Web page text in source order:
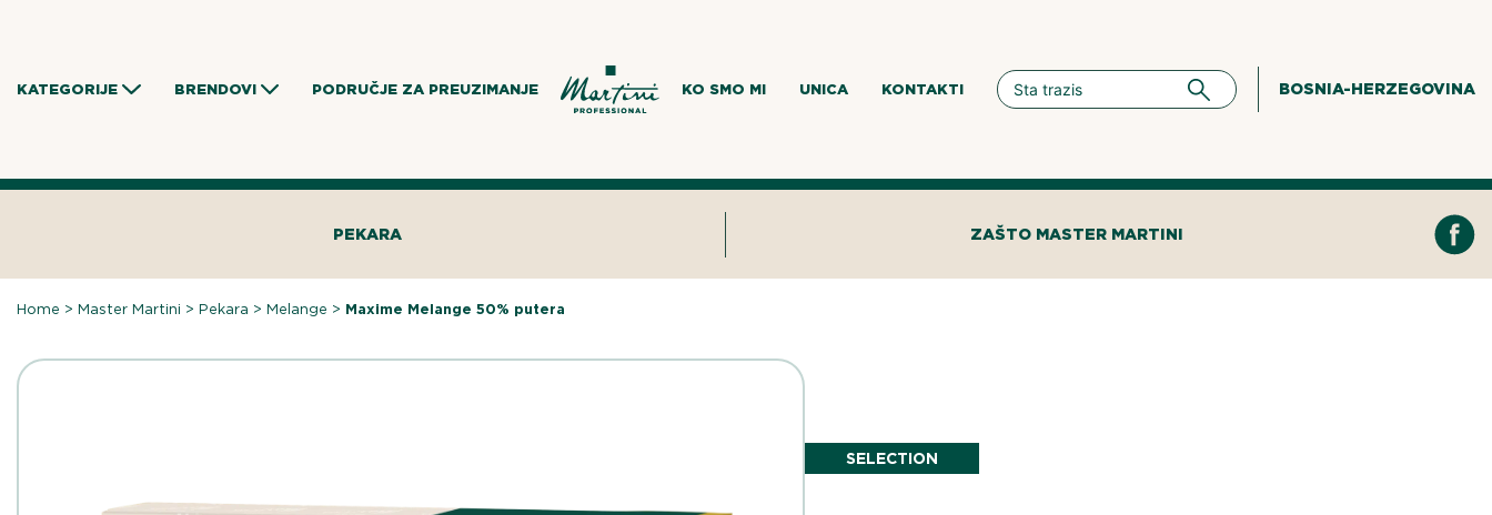
KATEGORIJE BRENDOVI PODRUČJE ZA PREUZIMANJE KO SMO MI UNICA KONTAKTI BOSNIA-HERZEGOVINA
PEKARA ZAŠTO MASTER MARTINI
Home >Master Martini >Pekara >Melange > Maxime Melange 50% putera
SELECTION